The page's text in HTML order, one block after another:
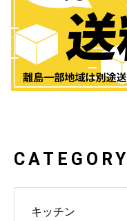
CATEGORY
キッチン